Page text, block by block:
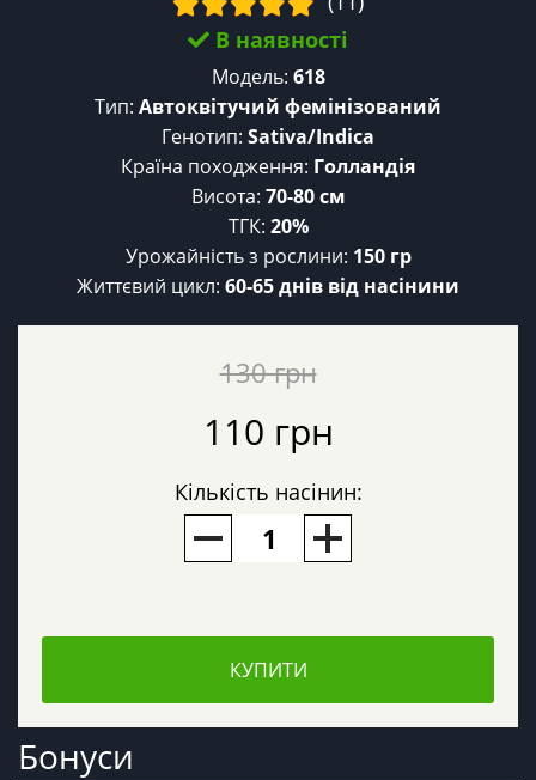
В наявності
Модель: 618
Тип: Автоквітучий фемінізований
Генотип: Sativa/Indica
Країна походження: Голландія
Висота: 70-80 см
ТГК: 20%
Урожайність з рослини: 150 гр
Життєвий цикл: 60-65 днів від насінини
130 грн
110 грн
Кількість насінин:
КУПИТИ
Бонуси